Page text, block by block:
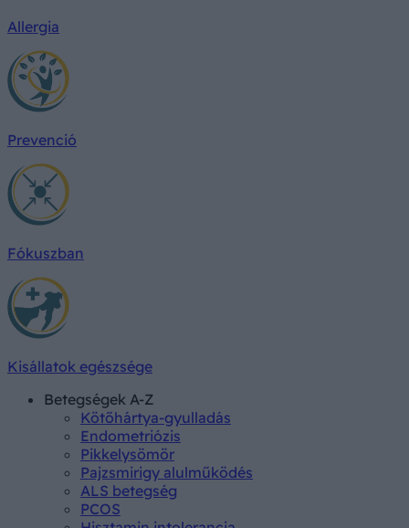
Allergia
Prevenció
Fókuszban
Kisállatok egészsége
Betegségek A-Z
Kötőhártya-gyulladás
Endometriózis
Pikkelysömör
Pajzsmirigy alulműködés
ALS betegség
PCOS